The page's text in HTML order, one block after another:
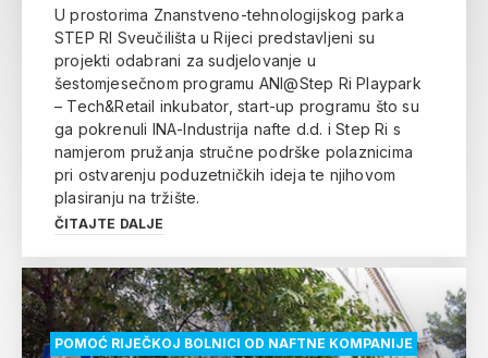
U prostorima Znanstveno-tehnologijskog parka
STEP RI Sveučilišta u Rijeci predstavljeni su
projekti odabrani za sudjelovanje u
šestomjesečnom programu ANI@Step Ri Playpark
– Tech&Retail inkubator, start-up programu što su
ga pokrenuli INA-Industrija nafte d.d. i Step Ri s
namjerom pružanja stručne podrške polaznicima
pri ostvarenju poduzetničkih ideja te njihovom
plasiranju na tržište.
ČITAJTE DALJE
POMOĆ RIJEČKOJ BOLNICI OD NAFTNE KOMPANIJE